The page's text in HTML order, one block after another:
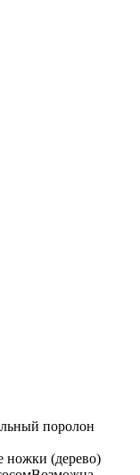
поролон
ножки (дерево)